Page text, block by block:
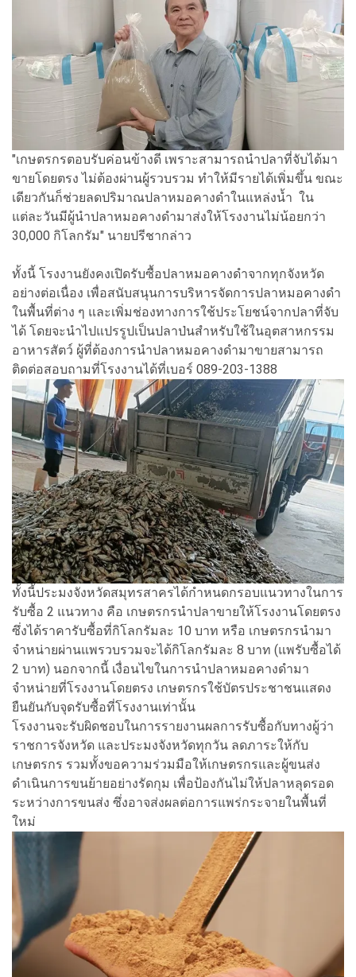
"เกษตรกรตอบรับค่อนข้างดี เพราะสามารถนำปลาที่จับได้มา
ขายโดยตรง ไม่ต้องผ่านผู้รวบรวม ทำให้มีรายได้เพิ่มขึ้น ขณะ
เดียวกันก็ช่วยลดปริมาณปลาหมอคางดำในแหล่งน้ำ ใน
แต่ละวันมีผู้นำปลาหมอคางดำมาส่งให้โรงงานไม่น้อยกว่า
30,000 กิโลกรัม" นายปรีชากล่าว
ทั้งนี้ โรงงานยังคงเปิดรับซื้อปลาหมอคางดำจากทุกจังหวัด
อย่างต่อเนื่อง เพื่อสนับสนุนการบริหารจัดการปลาหมอคางดำ
ในพื้นที่ต่าง ๆ และเพิ่มช่องทางการใช้ประโยชน์จากปลาที่จับ
ได้ โดยจะนำไปแปรรูปเป็นปลาป่นสำหรับใช้ในอุตสาหกรรม
อาหารสัตว์ ผู้ที่ต้องการนำปลาหมอคางดำมาขายสามารถ
ติดต่อสอบถามที่โรงงานได้ที่เบอร์ 089-203-1388
ทั้งนี้ประมงจังหวัดสมุทรสาครได้กำหนดกรอบแนวทางในการ
รับซื้อ 2 แนวทาง คือ เกษตรกรนำปลาขายให้โรงงานโดยตรง
ซึ่งได้ราคารับซื้อที่กิโลกรัมละ 10 บาท หรือ เกษตรกรนำมา
จำหน่ายผ่านแพรวบรวมจะได้กิโลกรัมละ 8 บาท (แพรับซื้อได้
2 บาท) นอกจากนี้ เงื่อนไขในการนำปลาหมอคางดำมา
จำหน่ายที่โรงงานโดยตรง เกษตรกรใช้บัตรประชาชนแสดง
ยืนยันกับจุดรับซื้อที่โรงงานเท่านั้น
โรงงานจะรับผิดชอบในการรายงานผลการรับซื้อกับทางผู้ว่า
ราชการจังหวัด และประมงจังหวัดทุกวัน ลดภาระให้กับ
เกษตรกร รวมทั้งขอความร่วมมือให้เกษตรกรและผู้ขนส่ง
ดำเนินการขนย้ายอย่างรัดกุม เพื่อป้องกันไม่ให้ปลาหลุดรอด
ระหว่างการขนส่ง ซึ่งอาจส่งผลต่อการแพร่กระจายในพื้นที่
ใหม่